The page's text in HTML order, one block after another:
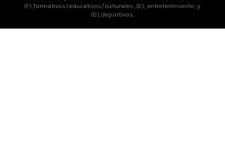
(F),formativos/educativos/culturales; (E), entretenimiento; y
(D),deportivos.